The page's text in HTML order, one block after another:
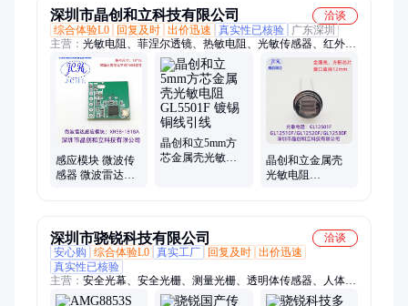
深圳市晶创和立科技有限公司
洽谈
综合体验L0
回复及时 出价迅速 真实性已核验
广东深圳
主营： 光敏电阻、菲涅尔透镜、热敏电阻、光敏传感器、红外传
感器、微波模块、微波雷达感应模块、热释电红外传感器、微波
感应模块、贴片热释电红外传感器、数字光敏传感器、压敏电
阻、红外接收头、红外发射管、金属壳光敏电阻、环保光敏电
阻、隔离垫高柱、LED隔离垫高柱、人体感应菲涅尔透镜、科技
菲涅尔透镜、导光柱防水罩、防水罩、红外处理芯片、贴片光敏
电阻、LED隔离柱
感应模块 微波传
感器 微波雷达传
晶创和立5mm方
芯金属壳光敏电
晶创和立金属壳
光敏电阻
深圳市骁锐科技有限公司
洽谈
安心购
综合体验L0 真实工厂 回复及时 出价迅速
真实性已核验
主营： 安全光幕、安全光栅、测量光栅、透明体传感器、人体存
在传感器、传感器、测量光幕、区域光栅、区域光幕、光栅光